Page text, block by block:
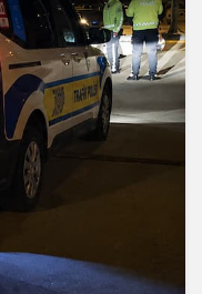
Ekipler
Oldu